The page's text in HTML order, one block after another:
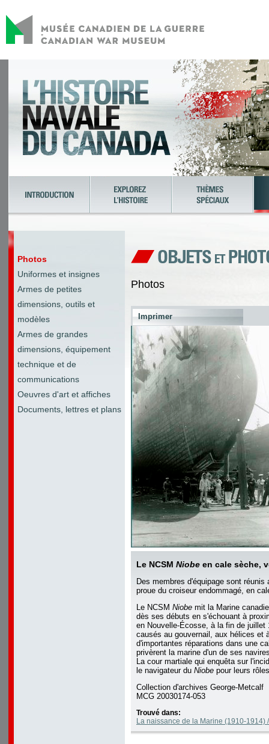
Photos
Uniformes et insignes
Armes de petites
dimensions, outils et
modèles
Armes de grandes
dimensions, équipement
technique et de
communications
Oeuvres d'art et affiches
Documents, lettres et plans
Photos
Imprimer
Le NCSM Niobe en cale sèche,
Des membres d'équipage sont réunis
proue du croiseur endommagé, en
Le NCSM Niobe mit la Marine
dès ses débuts en s'échouant à
en Nouvelle-Écosse, à la fin de juillet
causés au gouvernail, aux hélices et
d'importantes réparations dans une
privèrent la marine d'un de ses
La cour martiale qui enquêta sur
le navigateur du Niobe pour leurs
Collection d'archives George-Metcalf
MCG 20030174-053
Trouvé dans:
La naissance de la Marine (1910-1914)